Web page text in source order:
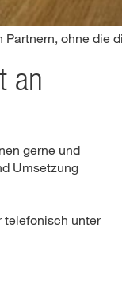
ohne die
an
gerne und
Umsetzung
telefonisch unter